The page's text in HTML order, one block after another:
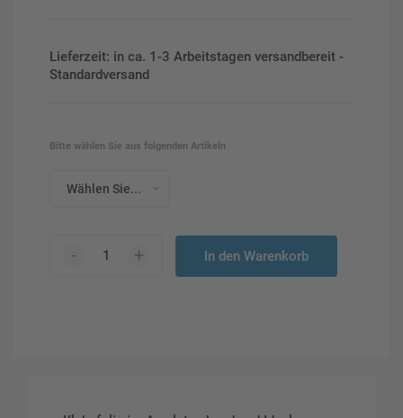
Lieferzeit: in ca. 1-3 Arbeitstagen versandbereit -
Standardversand
Bitte wählen Sie aus folgenden Artikeln
Wählen Sie...
- + In den Warenkorb